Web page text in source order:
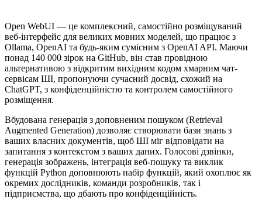
Open WebUI — це комплексний, самостійно розміщуваний
веб-інтерфейс для великих мовних моделей, що працює з
Ollama, OpenAI та будь-яким сумісним з OpenAI API. Маючи
понад 140 000 зірок на GitHub, він став провідною
альтернативою з відкритим вихідним кодом хмарним чат-
сервісам ШІ, пропонуючи сучасний досвід, схожий на
ChatGPT, з конфіденційністю та контролем самостійного
розміщення.
Вбудована генерація з доповненим пошуком (Retrieval
Augmented Generation) дозволяє створювати бази знань з
ваших власних документів, щоб ШІ міг відповідати на
запитання з контекстом з ваших даних. Голосові дзвінки,
генерація зображень, інтеграція веб-пошуку та виклик
функцій Python доповнюють набір функцій, який охоплює як
окремих дослідників, команди розробників, так і
підприємства, що дбають про конфіденційність.